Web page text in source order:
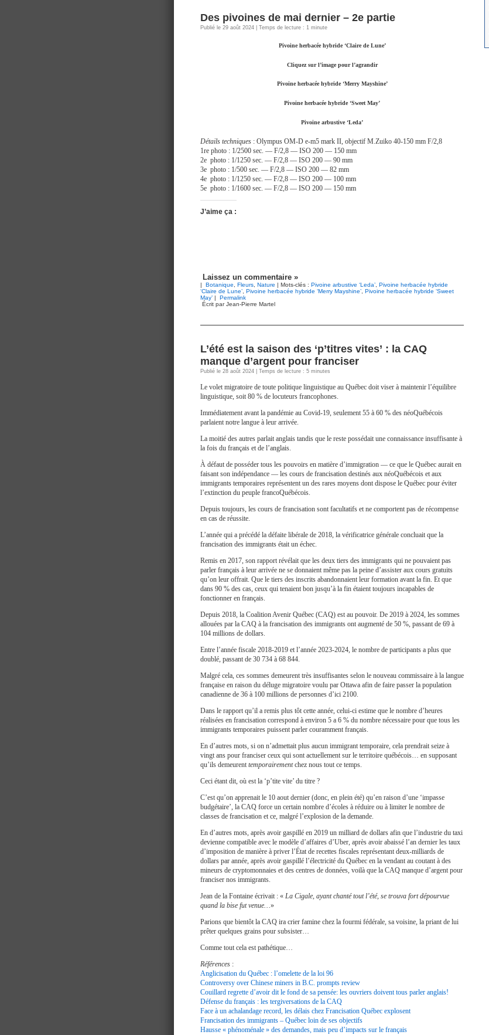
Des pivoines de mai dernier – 2e partie
Publié le 29 août 2024 | Temps de lecture : 1 minute
Pivoine herbacée hybride ‘Claire de Lune’
Cliquez sur l’image pour l’agrandir
Pivoine herbacée hybride ‘Merry Mayshine’
Pivoine herbacée hybride ‘Sweet May’
Pivoine arbustive ‘Leda’
Détails techniques : Olympus OM-D e-m5 mark II, objectif M.Zuiko 40-150 mm F/2,8
1re photo : 1/2500 sec. — F/2,8 — ISO 200 — 150 mm
2e photo : 1/1250 sec. — F/2,8 — ISO 200 — 90 mm
3e photo : 1/500 sec. — F/2,8 — ISO 200 — 82 mm
4e photo : 1/1250 sec. — F/2,8 — ISO 200 — 100 mm
5e photo : 1/1600 sec. — F/2,8 — ISO 200 — 150 mm
J’aime ça :
Laissez un commentaire »
| Botanique, Fleurs, Nature | Mots-clés : Pivoine arbustive ‘Leda’, Pivoine herbacée hybride
‘Claire de Lune’, Pivoine herbacée hybride ‘Merry Mayshine’, Pivoine herbacée hybride ‘Sweet
May’ |
Permalink
Écrit par Jean-Pierre Martel
L’été est la saison des ‘p’titres vites’ : la CAQ
manque d’argent pour franciser
Publié le 28 août 2024 | Temps de lecture : 5 minutes
Le volet migratoire de toute politique linguistique au Québec doit viser à maintenir l’équilibre
linguistique, soit 80 % de locuteurs francophones.
Immédiatement avant la pandémie au Covid-19, seulement 55 à 60 % des néoQuébécois
parlaient notre langue à leur arrivée.
La moitié des autres parlait anglais tandis que le reste possédait une connaissance insuffisante à
la fois du français et de l’anglais.
À défaut de posséder tous les pouvoirs en matière d’immigration — ce que le Québec aurait en
faisant son indépendance — les cours de francisation destinés aux néoQuébécois et aux
immigrants temporaires représentent un des rares moyens dont dispose le Québec pour éviter
l’extinction du peuple francoQuébécois.
Depuis toujours, les cours de francisation sont facultatifs et ne comportent pas de récompense
en cas de réussite.
L’année qui a précédé la défaite libérale de 2018, la vérificatrice générale concluait que la
francisation des immigrants était un échec.
Remis en 2017, son rapport révélait que les deux tiers des immigrants qui ne pouvaient pas
parler français à leur arrivée ne se donnaient même pas la peine d’assister aux cours gratuits
qu’on leur offrait. Que le tiers des inscrits abandonnaient leur formation avant la fin. Et que
dans 90 % des cas, ceux qui tenaient bon jusqu’à la fin étaient toujours incapables de
fonctionner en français.
Depuis 2018, la Coalition Avenir Québec (CAQ) est au pouvoir. De 2019 à 2024, les sommes
allouées par la CAQ à la francisation des immigrants ont augmenté de 50 %, passant de 69 à
104 millions de dollars.
Entre l’année fiscale 2018-2019 et l’année 2023-2024, le nombre de participants a plus que
doublé, passant de 30 734 à 68 844.
Malgré cela, ces sommes demeurent très insuffisantes selon le nouveau commissaire à la langue
française en raison du déluge migratoire voulu par Ottawa afin de faire passer la population
canadienne de 36 à 100 millions de personnes d’ici 2100.
Dans le rapport qu’il a remis plus tôt cette année, celui-ci estime que le nombre d’heures
réalisées en francisation correspond à environ 5 a 6 % du nombre nécessaire pour que tous les
immigrants temporaires puissent parler couramment français.
En d’autres mots, si on n’admettait plus aucun immigrant temporaire, cela prendrait seize à
vingt ans pour franciser ceux qui sont actuellement sur le territoire québécois… en supposant
qu’ils demeurent temporairementchez nous tout ce temps.
Ceci étant dit, où est la ‘p’tite vite’ du titre ?
C’est qu’on apprenait le 10 aout dernier (donc, en plein été) qu’en raison d’une ‘impasse
budgétaire’, la CAQ force un certain nombre d’écoles à réduire ou à limiter le nombre de
classes de francisation et ce, malgré l’explosion de la demande.
En d’autres mots, après avoir gaspillé en 2019 un milliard de dollars afin que l’industrie du taxi
devienne compatible avec le modèle d’affaires d’Uber, après avoir abaissé l’an dernier les taux
d’imposition de manière à priver l’État de recettes fiscales représentant deux-milliards de
dollars par année, après avoir gaspillé l’électricité du Québec en la vendant au coutant à des
mineurs de cryptomonnaies et des centres de données, voilà que la CAQ manque d’argent pour
franciser nos immigrants.
Jean de la Fontaine écrivait : « La Cigale, ayant chanté tout l’été, se trouva fort dépourvue
quand la bise fut venue…»
Parions que bientôt la CAQ ira crier famine chez la fourmi fédérale, sa voisine, la priant de lui
prêter quelques grains pour subsister…
Comme tout cela est pathétique…
Références :
Anglicisation du Québec : l’omelette de la loi 96
Controversy over Chinese miners in B.C. prompts review
Couillard regrette d’avoir dit le fond de sa pensée: les ouvriers doivent tous parler anglais!
Défense du français : les tergiversations de la CAQ
Face à un achalandage record, les délais chez Francisation Québec explosent
Francisation des immigrants – Québec loin de ses objectifs
Hausse « phénoménale » des demandes, mais peu d’impacts sur le français